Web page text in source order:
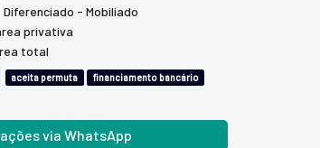
- Mobiliado
privativa
total
aceita permuta financiamento bancário
via WhatsApp